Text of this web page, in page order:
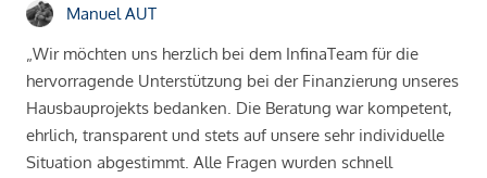
Manuel AUT
„Wir möchten uns herzlich bei dem InfinaTeam für die
hervorragende Unterstützung bei der Finanzierung unseres
Hausbauprojekts bedanken. Die Beratung war kompetent,
ehrlich, transparent und stets auf unsere sehr individuelle
Situation abgestimmt. Alle Fragen wurden schnell